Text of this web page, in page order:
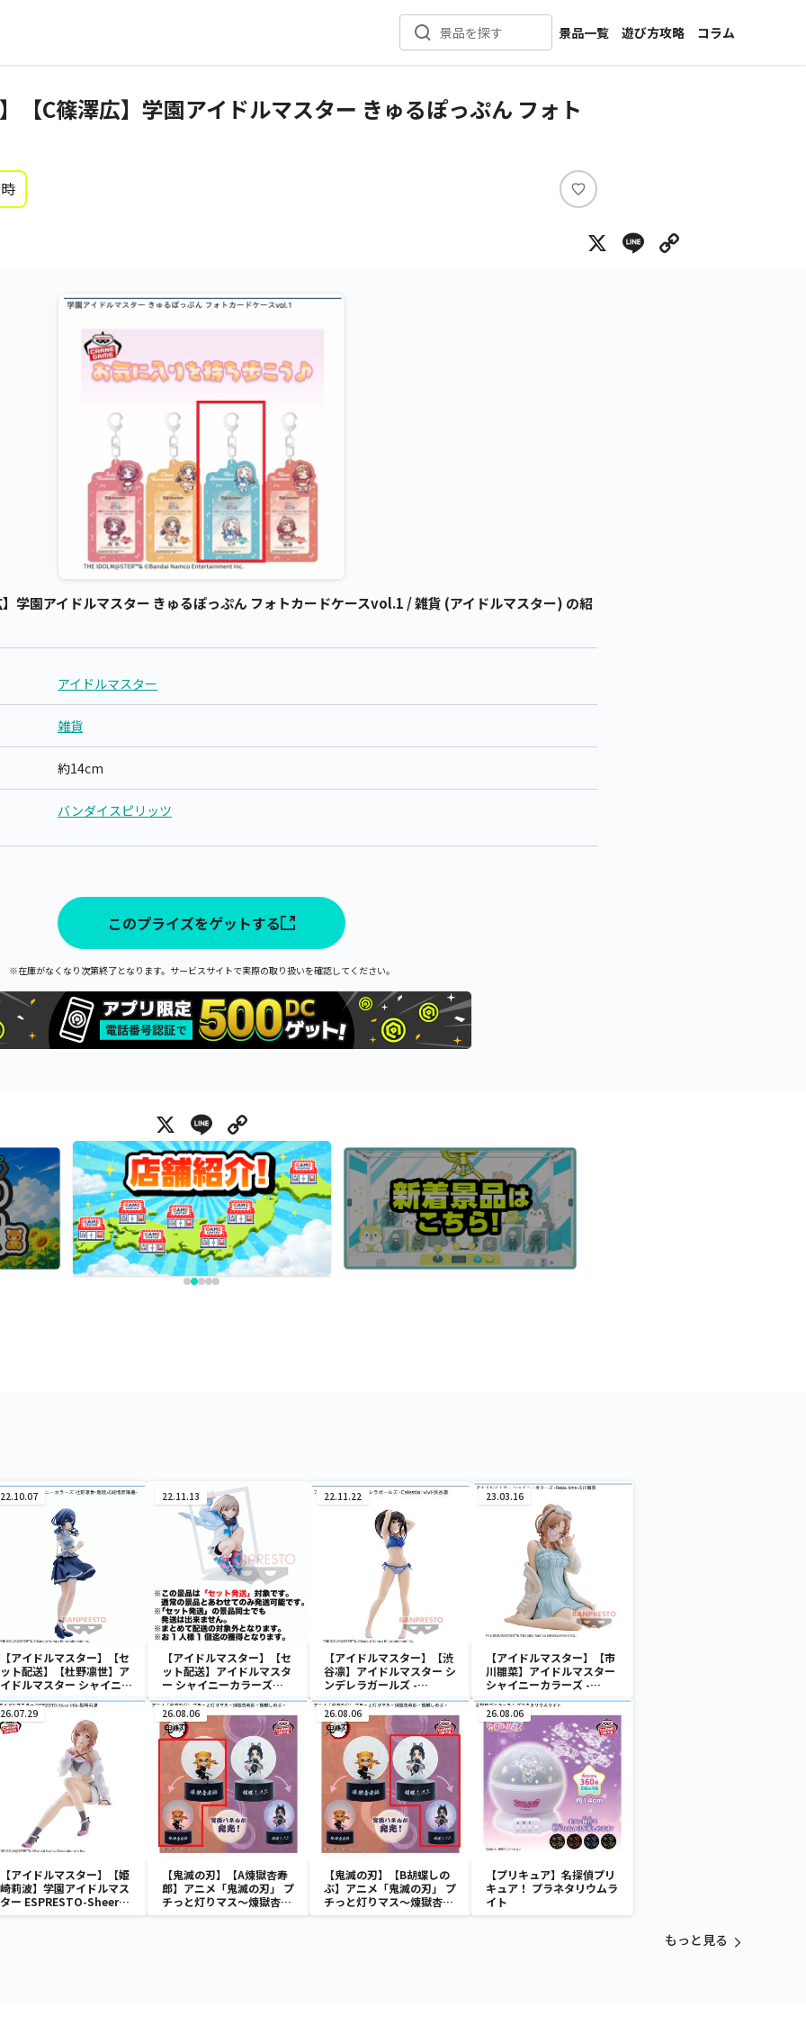
景品を探す
景品一覧
新着景品
カテゴリ一覧
遊び方攻略
コラム
インタビュー
【C篠澤広】学園アイドルマスター きゅるぽっぷん フォト
い
ね
X Line
学園アイドルマスター きゅるぽっぷん フォトカードケースvol.1 / 雑貨 (アイドルマスター) の紹
アイドルマスター
雑貨
約14cm
バンダイスピリッツ
このプライズをゲットする
※在庫がなくなり次第終了となります。サービスサイトで実際の取り扱いを確認してください。
X Line
22.10.07
【アイドルマスター】【セ
ット配送】【杜野凛世】ア
イドルマスター シャイニー
カラーズ 杜野凛世-階段式
純情昇降機-
22.11.13
【アイドルマスター】【セ
ット配送】アイドルマスタ
ー シャイニーカラーズ
ESPRESTO est-Windy
and Motions-芹沢あさひ
22.11.22
【アイドルマスター】【渋
谷凛】アイドルマスター シ
ンデレラガールズ -
Celestial vivi-渋谷凛
23.03.16
【アイドルマスター】【市
川雛菜】アイドルマスター
シャイニーカラーズ -
Relax time-市川雛菜
26.07.29
【アイドルマスター】【姫
崎莉波】学園アイドルマス
ター ESPRESTO-Sheer
frills-姫崎莉波
26.08.06
【鬼滅の刃】【A煉獄杏寿
郎】アニメ「鬼滅の刃」 プ
チっと灯りマス～煉獄杏寿
郎・胡蝶しのぶ～
26.08.06
【鬼滅の刃】【B胡蝶しの
ぶ】アニメ「鬼滅の刃」 プ
チっと灯りマス～煉獄杏寿
郎・胡蝶しのぶ～
26.08.06
【プリキュア】名探偵プリ
キュア！ プラネタリウムラ
イト
もっと見る